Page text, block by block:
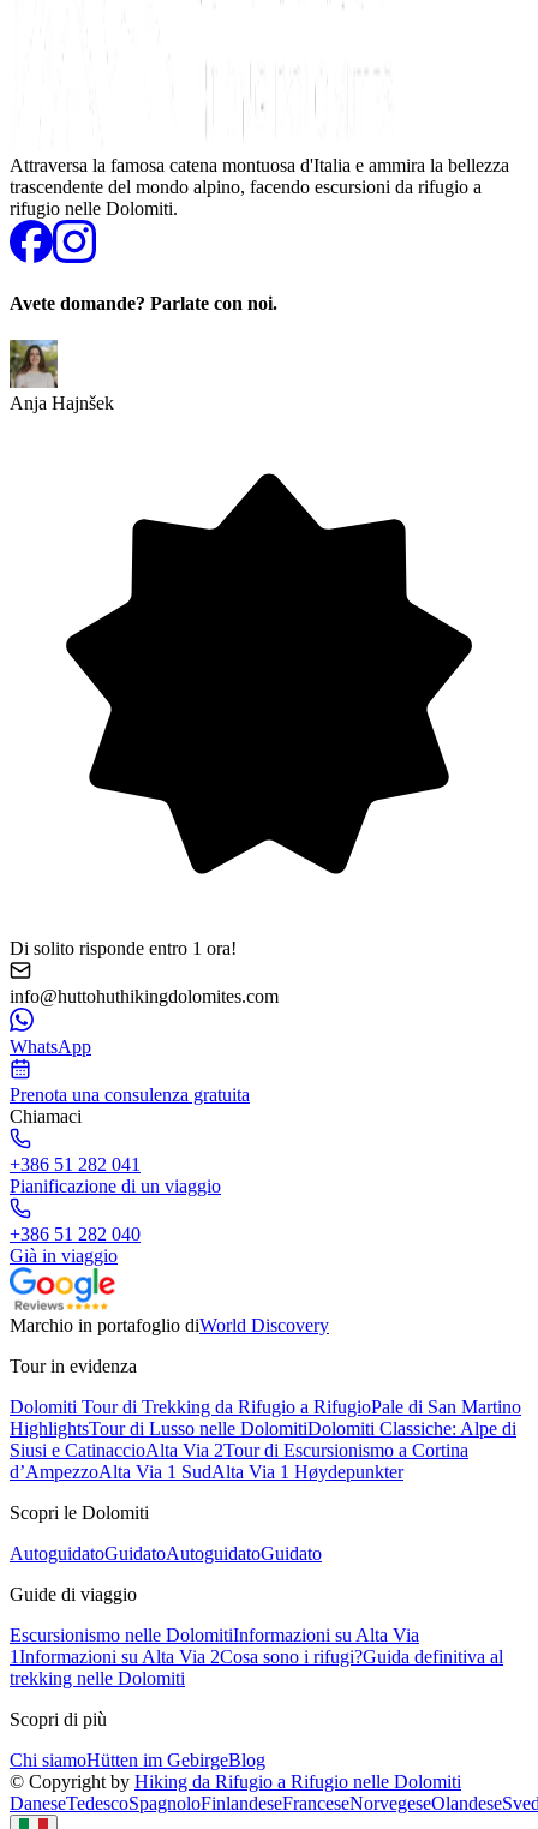
Attraversa la famosa catena montuosa d'Italia e ammira la bellezza
trascendente del mondo alpino, facendo escursioni da rifugio a
rifugio nelle Dolomiti.
Avete domande? Parlate con noi.
Anja Hajnšek
Di solito risponde entro 1 ora!
info@huttohuthikingdolomites.com
WhatsApp
Prenota una consulenza gratuita
Chiamaci
+386 51 282 041
Pianificazione di un viaggio
+386 51 282 040
Già in viaggio
Marchio in portafoglio diWorld Discovery
Tour in evidenza
Dolomiti Tour di Trekking da Rifugio a RifugioPale di San Martino
HighlightsTour di Lusso nelle DolomitiDolomiti Classiche: Alpe di
Siusi e CatinaccioAlta Via 2Tour di Escursionismo a Cortina
d’AmpezzoAlta Via 1 SudAlta Via 1 Høydepunkter
Scopri le Dolomiti
AutoguidatoGuidatoAutoguidatoGuidato
Guide di viaggio
Escursionismo nelle DolomitiInformazioni su Alta Via
1Informazioni su Alta Via 2Cosa sono i rifugi?Guida definitiva al
trekking nelle Dolomiti
Scopri di più
Chi siamoHütten im GebirgeBlog
© Copyright by Hiking da Rifugio a Rifugio nelle Dolomiti
DaneseTedescoSpagnoloFinlandeseFranceseNorvegeseOlandese